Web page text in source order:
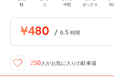
軽 コ 中型 ボックス
¥480 / 6.5 時間
250 人がお気に入りの駐車場